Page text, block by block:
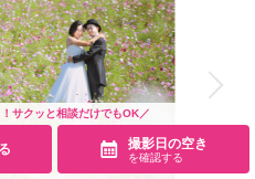
イク 小物一式
カット 台紙付写真
食 挙式
レンタル ペットと撮影
充実のスタジオ撮影プラン♪
それならどっちも着ちゃいましょっ♡
サクッと相談だけでもOK／
撮影日の空き
を確認する